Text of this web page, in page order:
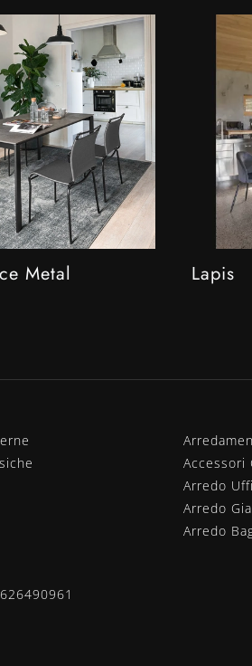
Metal Lapis
Accessori
Arredo
Arredo
Arredo